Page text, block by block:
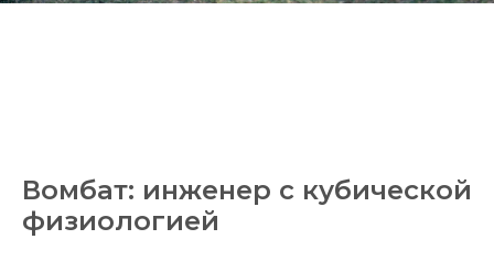
Вомбат: инженер с кубической
физиологией